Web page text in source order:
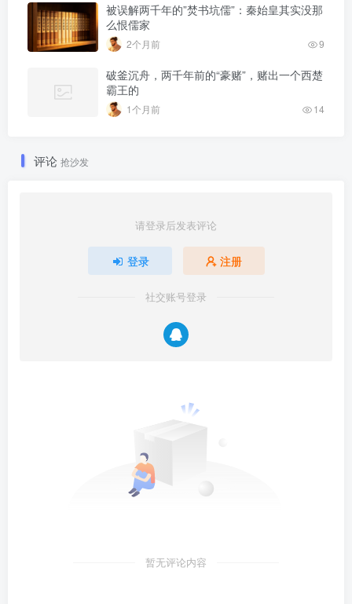
被误解两千年的”焚书坑儒”：秦始皇其实没那
么恨儒家
2个月前 9
破釜沉舟，两千年前的“豪赌”，赌出一个西楚
霸王的
1个月前 14
评论 抢沙发
请登录后发表评论
登录 注册
社交账号登录
暂无评论内容